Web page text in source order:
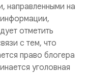
направленными на
отметить
с тем, что
право блогера
уголовная